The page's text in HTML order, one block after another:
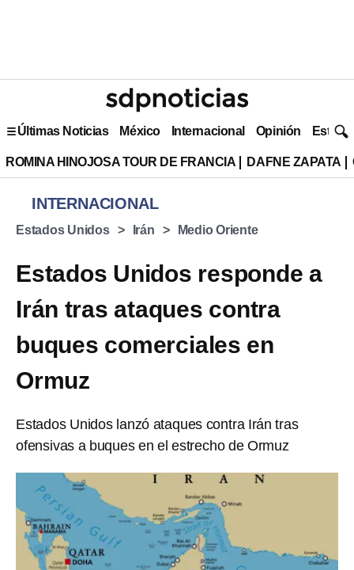
Últimas Noticias México Internacional Opinión Estilo
ROMINA HINOJOSA TOUR DE FRANCIA DAFNE ZAPATA
INTERNACIONAL
Estados Unidos Irán Medio Oriente
Estados Unidos responde a
Irán tras ataques contra
buques comerciales en
Ormuz
Estados Unidos lanzó ataques contra Irán tras
ofensivas a buques en el estrecho de Ormuz